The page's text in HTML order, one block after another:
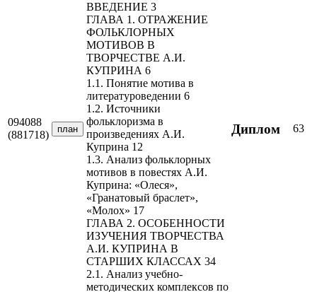
094088
(881718)
план
ВВЕДЕНИЕ 3
ГЛАВА 1. ОТРАЖЕНИЕ
ФОЛЬКЛОРНЫХ
МОТИВОВ В
ТВОРЧЕСТВЕ А.И.
КУПРИНА 6
1.1. Понятие мотива в
литературоведении 6
1.2. Источники
фольклоризма в
произведениях А.И.
Куприна 12
1.3. Анализ фольклорных
мотивов в повестях А.И.
Куприна: «Олеся»,
«Гранатовый браслет»,
«Молох» 17
ГЛАВА 2. ОСОБЕННОСТИ
ИЗУЧЕНИЯ ТВОРЧЕСТВА
А.И. КУПРИНА В
СТАРШИХ КЛАССАХ 34
2.1. Анализ учебно-
методических комплексов по
Диплом 63